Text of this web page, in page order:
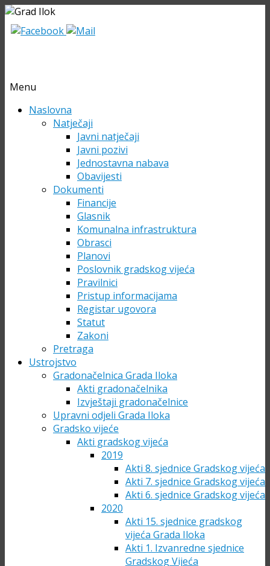
Menu
Skip Naslovna
Natječaji
Javni natječaji
Javni pozivi
Jednostavna nabava
Obavijesti
Dokumenti
Financije
Glasnik
Komunalna infrastruktura
Obrasci
Planovi
Poslovnik gradskog vijeća
Pravilnici
Pristup informacijama
Registar ugovora
Statut
Zakoni
Pretraga
Ustrojstvo
Gradonačelnica Grada Iloka
Akti gradonačelnika
Izvještaji gradonačelnice
Upravni odjeli Grada Iloka
Gradsko vijeće
Akti gradskog vijeća
2019
Akti 8. sjednice Gradskog vijeća
Akti 7. sjednice Gradskog vijeća
Akti 6. sjednice Gradskog vijeća
2020
Akti 15. sjednice gradskog
vijeća Grada Iloka
Akti 1. Izvanredne sjednice
Gradskog Vijeća